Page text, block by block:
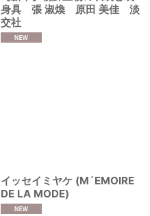
身具 張 淑煥 原田 美佳 淡
交社
イッセイミヤケ (M´EMOIRE
DE LA MODE)